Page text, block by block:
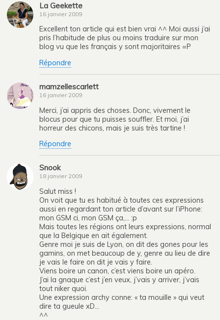
La Geekette
16 janvier 2009
Excellent ton article qui est bien vrai ^^ Moi aussi j’ai
pris l’habitude de plus ou moins traduire sur mon
blog vu que les français y sont majoritaires =P
Répondre
mamzellescarlett
16 janvier 2009
Merci, j’ai appris des choses. Donc, vivement le
blocus pour que tu puisses souffler. Et moi, j’ai
horreur des chicons, mais je suis très tartine !
Répondre
Snook
18 janvier 2009
Salut miss !
On voit que tu es habitué à toutes ces expressions
aussi en regardant ton article d’avant sur l’iPhone:
mon GSM ci, mon GSM ça,… :p
Mais toutes les régions ont leurs expressions, normal
que la Belgique en ait également.
Genre moi je suis de Lyon, on dit des gones pour les
gamins, on met beaucoup de y, genre au lieu de dire
je vais le faire on dit je vais y faire.
Viens boire un canon, c’est viens boire un apéro.
J’ai la gnaque c’est j’en veux, j’vais y arriver, j’vais
tout niker quoi.
Une expression archy conne: « ta mouille » qui veut
dire ta gueule xD…
^^